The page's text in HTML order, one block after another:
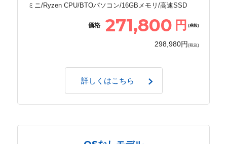
ミニ/Ryzen CPU/BTOパソコン/16GBメモリ/高速SSD
価格 271,800 円 (税抜)
298,980円 (税込)
詳しくはこちら